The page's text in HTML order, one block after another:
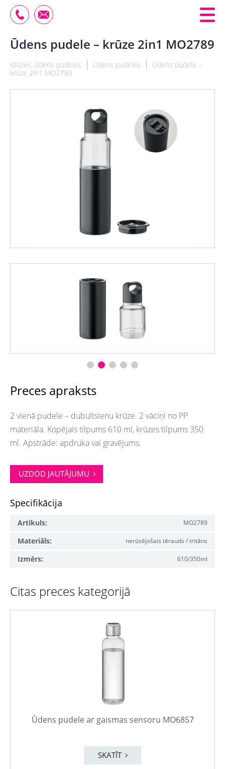
Ūdens pudele – krūze 2in1 MO2789
Krūzes, ūdens pudeles Ūdens pudeles
Ūdens pudele –
krūze 2in1 MO2789
Preces apraksts
2 vienā pudele – dubultsienu krūze. 2 vāciņi no PP
materiāla. Kopējais tilpums 610 ml, krūzes tilpums 350
ml. Apstrāde: apdruka vai gravējums.
UZDOD JAUTĀJUMU
Specifikācija
Artikuls: MO2789
Materiāls: nerūsējošais tērauds / tritāns
Izmērs: 610/350ml
Citas preces kategorijā
Ūdens pudele ar gaismas sensoru MO6857
SKATĪT